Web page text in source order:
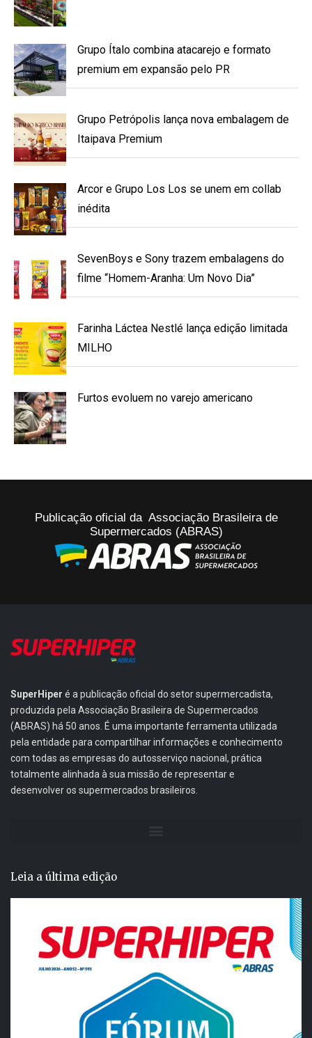
Grupo Ítalo combina atacarejo e formato
premium em expansão pelo PR
Grupo Petrópolis lança nova embalagem de
Itaipava Premium
Arcor e Grupo Los Los se unem em collab
inédita
SevenBoys e Sony trazem embalagens do
filme “Homem-Aranha: Um Novo Dia”
Farinha Láctea Nestlé lança edição limitada
MILHO
Furtos evoluem no varejo americano
Publicação oficial da Associação Brasileira de
Supermercados (ABRAS)
SuperHiper é a publicação oficial do setor supermercadista,
produzida pela Associação Brasileira de Supermercados
(ABRAS) há 50 anos. É uma importante ferramenta utilizada
pela entidade para compartilhar informações e conhecimento
com todas as empresas do autosserviço nacional, prática
totalmente alinhada à sua missão de representar e
desenvolver os supermercados brasileiros.
Leia a última edição